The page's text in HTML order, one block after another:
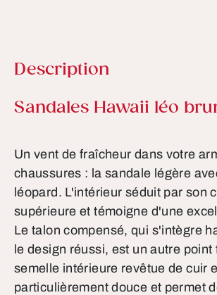
Description
Informations sur le
Sandales Hawaii léo
Un vent de fraîcheur dans votre
chaussures : la sandale légère
léopard. L'intérieur séduit par son
supérieure et témoigne d'une
Le talon compensé, qui s'intègre
le design réussi, est un autre point
semelle intérieure revêtue de cuir
particulièrement douce et permet